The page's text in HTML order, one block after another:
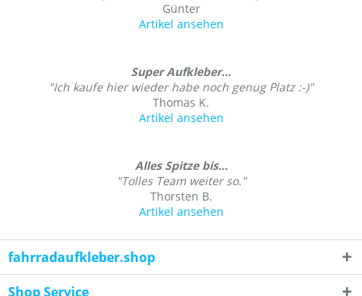
Günter
Artikel ansehen
Super Aufkleber...
"Ich kaufe hier wieder habe noch genug Platz :-)"
Thomas K.
Artikel ansehen
Alles Spitze bis...
"Tolles Team weiter so."
Thorsten B.
Artikel ansehen
fahrradaufkleber.shop
Shop Service